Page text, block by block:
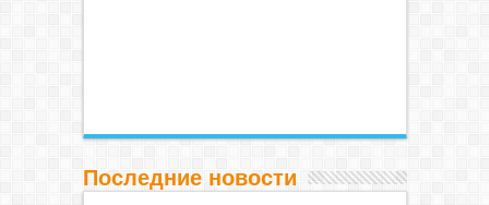
Последние новости